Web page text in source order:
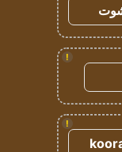
شوت
!
!